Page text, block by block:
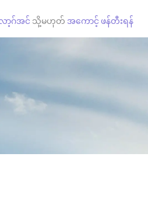
ာ့ဂ်အင် သို့မဟုတ် အကောင့် ဖန်တီးရန်